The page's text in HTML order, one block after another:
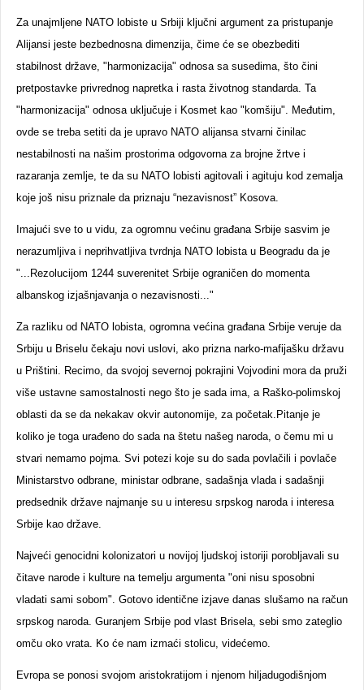
Za unajmljene NATO lobiste u Srbiji ključni argument za pristupanje
Alijansi jeste bezbednosna dimenzija, čime će se obezbediti
stabilnost države, "harmonizacija" odnosa sa susedima, što čini
pretpostavke privrednog napretka i rasta životnog standarda. Ta
"harmonizacija" odnosa uključuje i Kosmet kao "komšiju". Međutim,
ovde se treba setiti da je upravo NATO alijansa stvarni činilac
nestabilnosti na našim prostorima odgovorna za brojne žrtve i
razaranja zemlje, te da su NATO lobisti agitovali i agituju kod zemalja
koje još nisu priznale da priznaju “nezavisnost” Kosova.
Imajući sve to u vidu, za ogromnu većinu građana Srbije sasvim je
nerazumljiva i neprihvatljiva tvrdnja NATO lobista u Beogradu da je
"...Rezolucijom 1244 suverenitet Srbije ograničen do momenta
albanskog izjašnjavanja o nezavisnosti..."
Za razliku od NATO lobista, ogromna većina građana Srbije veruje da
Srbiju u Briselu čekaju novi uslovi, ako prizna narko-mafijašku državu
u Prištini. Recimo, da svojoj severnoj pokrajini Vojvodini mora da pruži
više ustavne samostalnosti nego što je sada ima, a Raško-polimskoj
oblasti da se da nekakav okvir autonomije, za početak.Pitanje je
koliko je toga urađeno do sada na štetu našeg naroda, o čemu mi u
stvari nemamo pojma. Svi potezi koje su do sada povlačili i povlače
Ministarstvo odbrane, ministar odbrane, sadašnja vlada i sadašnji
predsednik države najmanje su u interesu srpskog naroda i interesa
Srbije kao države.
Najveći genocidni kolonizatori u novijoj ljudskoj istoriji porobljavali su
čitave narode i kulture na temelju argumenta "oni nisu sposobni
vladati sami sobom". Gotovo identične izjave danas slušamo na račun
srpskog naroda. Guranjem Srbije pod vlast Brisela, sebi smo zateglio
omču oko vrata. Ko će nam izmaći stolicu, videćemo.
Evropa se ponosi svojom aristokratijom i njenom hiljadugodišnjom